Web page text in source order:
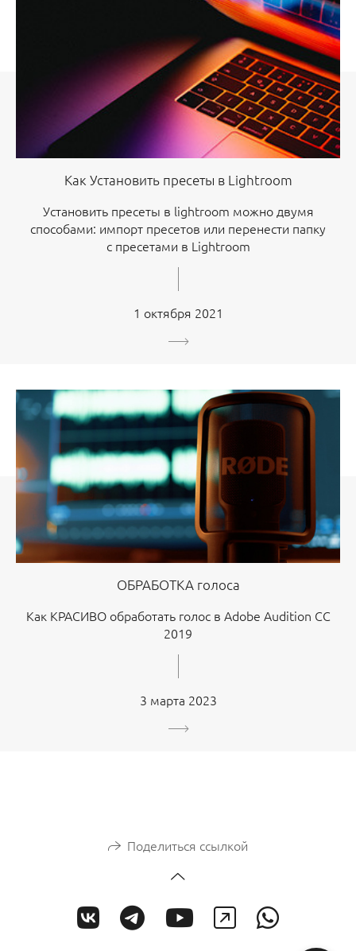
Как Установить пресеты в Lightroom
Установить пресеты в lightroom можно двумя
способами: импорт пресетов или перенести папку
с пресетами в Lightroom
1 октября 2021
ОБРАБОТКА голоса
Как КРАСИВО обработать голос в Adobe Audition CC
2019
3 марта 2023
Поделиться ссылкой